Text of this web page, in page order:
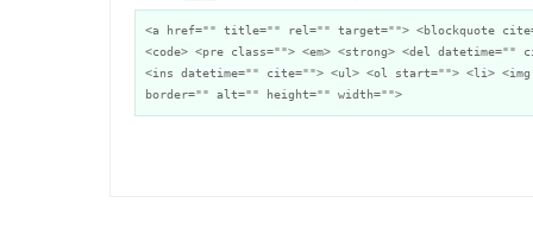
<a href="" title="" rel="" target=""> <blockquote
<code> <pre class=""> <em> <strong> <del datetime=""
<ins datetime="" cite=""> <ul> <ol start=""> <li>
border="" alt="" height="" width="">